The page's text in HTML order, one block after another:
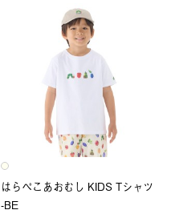
はらぺこあおむし KIDS Tシャツ
-BE